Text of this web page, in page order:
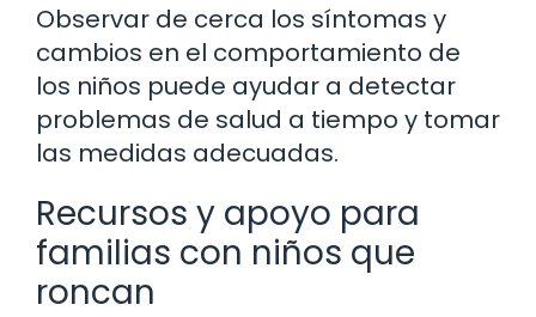
Observar de cerca los síntomas y
cambios en el comportamiento de
los niños puede ayudar a detectar
problemas de salud a tiempo y tomar
las medidas adecuadas.
Recursos y apoyo para
familias con niños que
roncan